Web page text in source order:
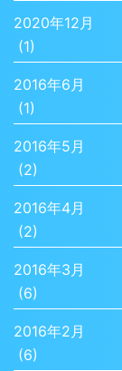
2020年12月
(1)
2016年6月
(1)
2016年5月
(2)
2016年4月
(2)
2016年3月
(6)
2016年2月
(6)